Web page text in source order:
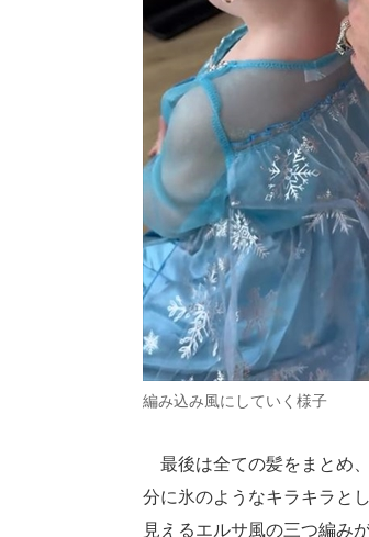
編み込み風にしていく様子
最後は全ての髪をまとめ
分に氷のようなキラキラと
見えるエルサ風の三つ編み